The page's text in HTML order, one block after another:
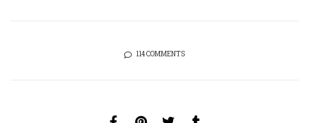
114 COMMENTS